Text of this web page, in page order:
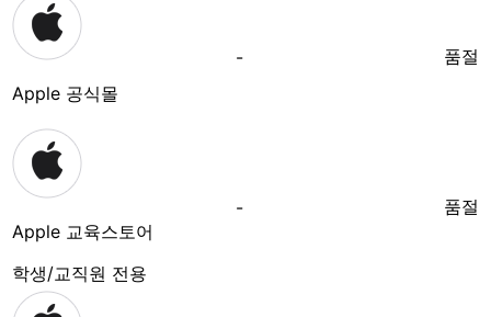
Apple 공식몰
- 품절
Apple 교육스토어
학생/교직원 전용
- 품절